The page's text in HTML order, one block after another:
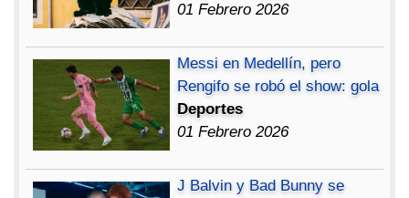
01 Febrero 2026
Messi en Medellín, pero
Rengifo se robó el show: gola
Deportes
01 Febrero 2026
J Balvin y Bad Bunny se